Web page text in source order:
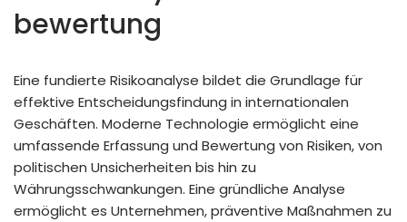
bewertung
Eine fundierte Risikoanalyse bildet die Grundlage für
effektive Entscheidungsfindung in internationalen
Geschäften. Moderne Technologie ermöglicht eine
umfassende Erfassung und Bewertung von Risiken, von
politischen Unsicherheiten bis hin zu
Währungsschwankungen. Eine gründliche Analyse
ermöglicht es Unternehmen, präventive Maßnahmen zu